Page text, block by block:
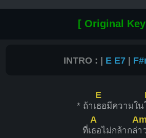
[ Original Key
INTRO : | E E7|
* ถ้าเ
E
ธอมีความใน
ที่เ
A
ธอไม่กล้ากล่
Am
า